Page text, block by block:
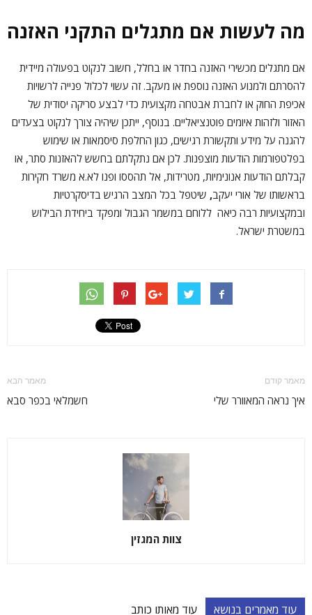
מה לעשות אם מתגלים התקני האזנה
אם מתגלים מכשירי האזנה בחדר או בחלל, חשוב לנקוט בפעולה מיידית
להסרתם ולמנוע האזנה נוספת או מעקב. זה עשוי לכלול פנייה לרשויות
אכיפת החוק או לחברת אבטחה מקצועית כדי לבצע סריקה יסודית של
האזור ולזהות איומים פוטנציאליים. בנוסף, ייתכן שיהיה צורך לנקוט בצעדים
להגנה על מידע ותקשורת רגישים, כגון החלפת סיסמאות או שימוש
בפלטפורמות הודעות מוצפנות. לכן אם נתקלתם בחשש להאזנות סתר, או
קבלתם הודעות אנונימיות, מטרידות, אל תהססו ופנו לא.א משרד חקירות
בראשותו של אורי יעקב, שיטפל בכל המצב הרגיש בדיסקרטיות
ובמקצועיות רבה כיאה ללוחם במשמר הגבול ומפקד ביחידת הבילוש
במשטרת ישראל.
מאמר קודם
איך נראה המאוורר שלי
מאמר הבא
חשמלאי בכפר סבא
צוות המגזין
עוד מאמרים בנושא עוד מאותו כותב